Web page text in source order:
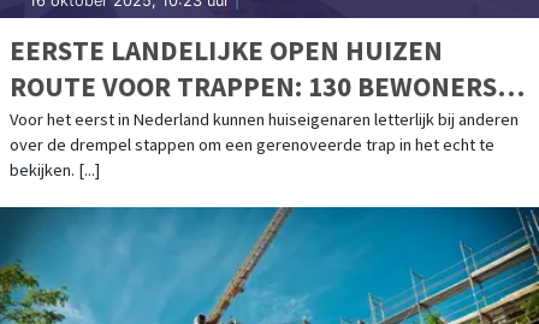
EERSTE LANDELIJKE OPEN HUIZEN
ROUTE VOOR TRAPPEN: 130 BEWONERS
OPENEN HUN DEUREN
Voor het eerst in Nederland kunnen huiseigenaren letterlijk bij anderen
over de drempel stappen om een gerenoveerde trap in het echt te
bekijken. [...]